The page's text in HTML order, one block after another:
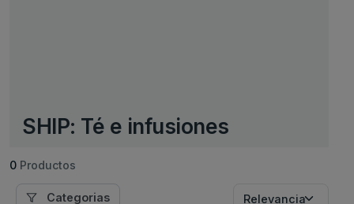
SHIP: Té e infusiones
0 Productos
Categorias